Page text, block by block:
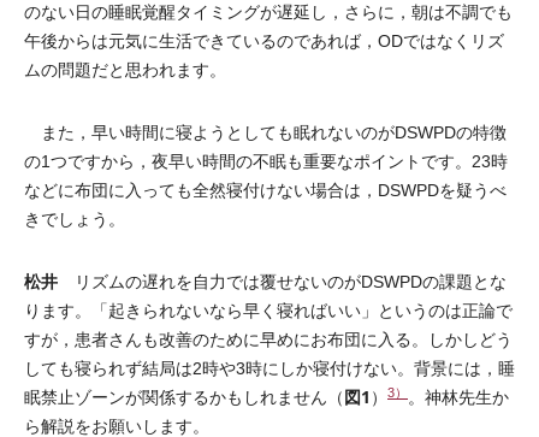
のない日の睡眠覚醒タイミングが遅延し，さらに，朝は不調でも
午後からは元気に生活できているのであれば，ODではなくリズ
ムの問題だと思われます。
また，早い時間に寝ようとしても眠れないのがDSWPDの特徴
の1つですから，夜早い時間の不眠も重要なポイントです。23時
などに布団に入っても全然寝付けない場合は，DSWPDを疑うべ
きでしょう。
松井 リズムの遅れを自力では覆せないのがDSWPDの課題とな
ります。「起きられないなら早く寝ればいい」というのは正論で
すが，患者さんも改善のために早めにお布団に入る。しかしどう
しても寝られず結局は2時や3時にしか寝付けない。背景には，睡
眠禁止ゾーンが関係するかもしれません（図1 ） 3）
。神林先生か
ら解説をお願いします。